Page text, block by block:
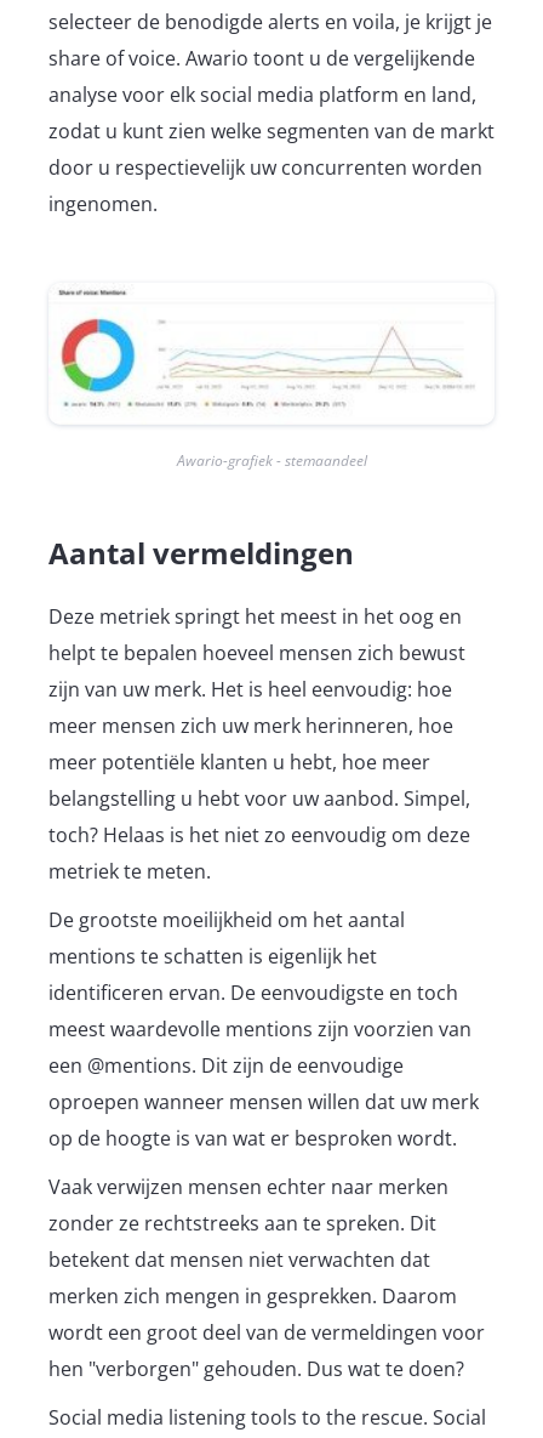
selecteer de benodigde alerts en voila, je krijgt je
share of voice. Awario toont u de vergelijkende
analyse voor elk social media platform en land,
zodat u kunt zien welke segmenten van de markt
door u respectievelijk uw concurrenten worden
ingenomen.
Awario-grafiek - stemaandeel
Aantal vermeldingen
Deze metriek springt het meest in het oog en
helpt te bepalen hoeveel mensen zich bewust
zijn van uw merk. Het is heel eenvoudig: hoe
meer mensen zich uw merk herinneren, hoe
meer potentiële klanten u hebt, hoe meer
belangstelling u hebt voor uw aanbod. Simpel,
toch? Helaas is het niet zo eenvoudig om deze
metriek te meten.
De grootste moeilijkheid om het aantal
mentions te schatten is eigenlijk het
identificeren ervan. De eenvoudigste en toch
meest waardevolle mentions zijn voorzien van
een @mentions. Dit zijn de eenvoudige
oproepen wanneer mensen willen dat uw merk
op de hoogte is van wat er besproken wordt.
Vaak verwijzen mensen echter naar merken
zonder ze rechtstreeks aan te spreken. Dit
betekent dat mensen niet verwachten dat
merken zich mengen in gesprekken. Daarom
wordt een groot deel van de vermeldingen voor
hen "verborgen" gehouden. Dus wat te doen?
Social media listening tools to the rescue. Social